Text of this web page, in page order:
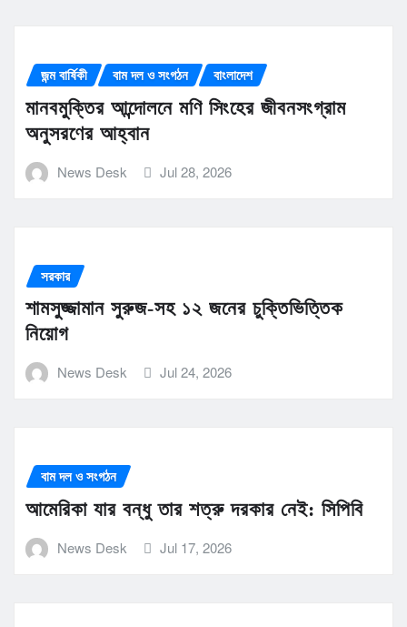
জন্ম বার্ষিকী বাম দল ও সংগঠন বাংলাদেশ
মানবমুক্তির আন্দোলনে মণি সিংহের জীবনসংগ্রাম
অনুসরণের আহ্বান
News Desk Jul 28, 2026
সরকার
শামসুজ্জামান সুরুজ-সহ ১২ জনের চুক্তিভিত্তিক
নিয়োগ
News Desk Jul 24, 2026
বাম দল ও সংগঠন
আমেরিকা যার বন্ধু তার শত্রু দরকার নেই: সিপিবি
News Desk Jul 17, 2026